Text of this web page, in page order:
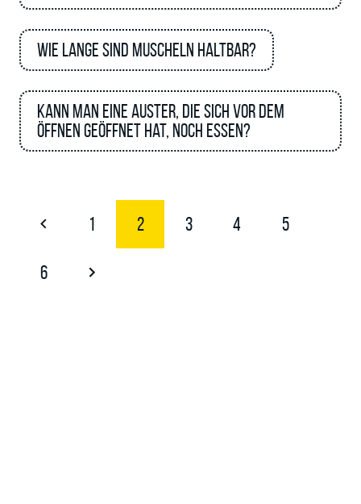
Wie lange sind Muscheln haltbar?
Kann man eine Auster, die sich vor dem
Öffnen geöffnet hat, noch essen?
1 2 3 4 5
6